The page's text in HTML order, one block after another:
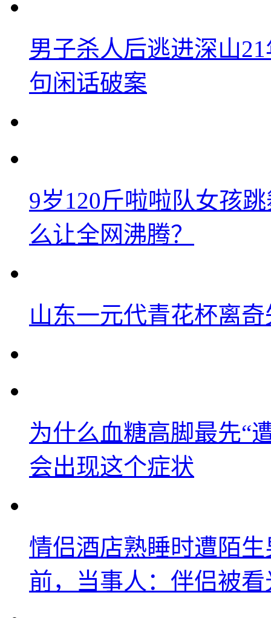
男子杀人后逃进深山
句闲话破案
9岁120斤啦啦队女孩
么让全网沸腾？
山东一元代青花杯离
为什么血糖高脚最先“
会出现这个症状
情侣酒店熟睡时遭陌
前，当事人：伴侣被看